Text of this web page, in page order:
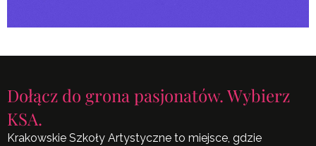
Dołącz do grona pasjonatów. Wybierz
KSA.
Krakowskie Szkoły Artystyczne to miejsce, gdzie